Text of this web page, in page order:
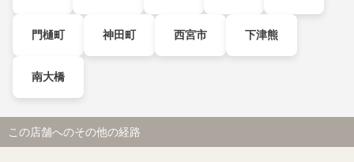
門樋町 神田町 西宮市 下津熊
南大橋
この店舗へのその他の経路